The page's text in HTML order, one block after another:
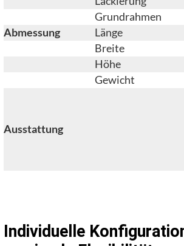
Grundrahmen
Abmessung
Länge
Breite
Höhe
Gewicht
Ausstattung
Individuelle